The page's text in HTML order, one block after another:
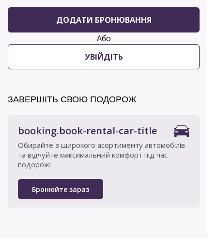
ДОДАТИ БРОНЮВАННЯ
Або
УВІЙДІТЬ
ЗАВЕРШІТЬ СВОЮ ПОДОРОЖ
booking.book-rental-car-title
Обирайте з широкого асортименту автомобілів
та відчуйте максимальний комфорт під час
подорожі
Бронюйте зараз